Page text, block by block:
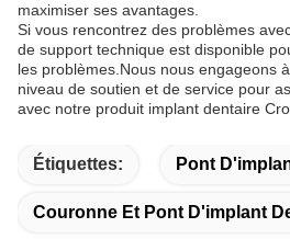
maximiser ses avantages.
Si vous rencontrez des problèmes
de support technique est disponible
les problèmes.Nous nous engageons
niveau de soutien et de service pour
avec notre produit implant dentaire
Étiquettes: Pont
Couronne Et Pont D'implant